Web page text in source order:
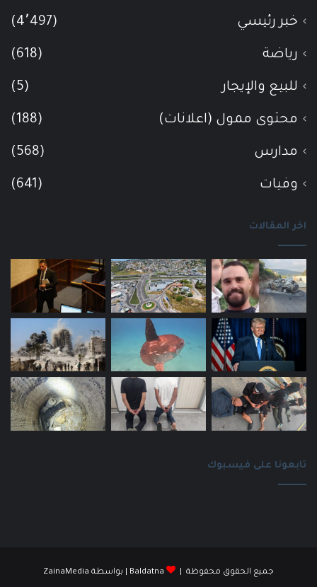
خبر رئيسي (4٬497)
رياضة (618)
للبيع والإيجار (5)
محتوى ممول (اعلانات) (188)
مدارس (568)
وفيات (641)
اخر المقالات
تابعونا على فيسبوك
جميع الحقوق محفوظة | Baldatna | بواسطة ZainaMedia